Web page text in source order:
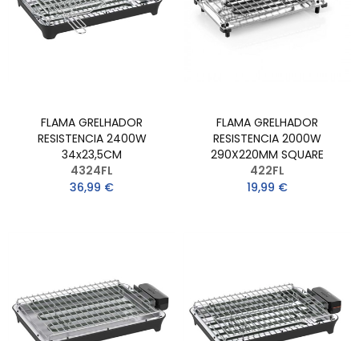
FLAMA GRELHADOR
RESISTENCIA 2400W
34x23,5CM
4324FL
36,99 €
FLAMA GRELHADOR
RESISTENCIA 2000W
290X220MM SQUARE
422FL
19,99 €